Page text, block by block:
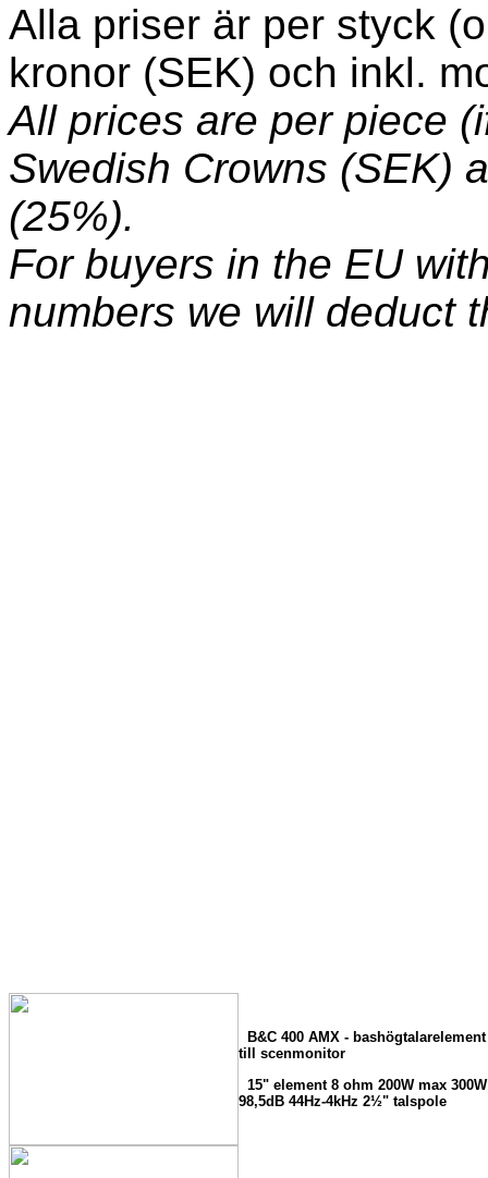
Alla priser är per styck
kronor (SEK) och inkl.
All prices are per piece
Swedish Crowns (SEK)
(25%).
For buyers in the EU
numbers we will deduct
B&C 400 AMX -
till scenmonitor
15" element 8 ohm 200W max
98,5dB 44Hz-4kHz 2½" talspole